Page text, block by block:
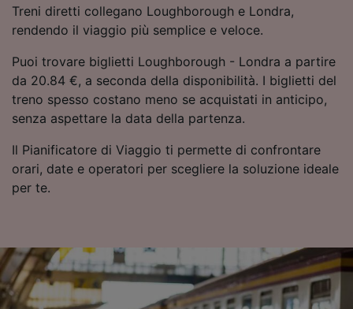
Treni diretti collegano Loughborough e Londra,
rendendo il viaggio più semplice e veloce.
Puoi trovare biglietti Loughborough - Londra a partire
da 20.84 €, a seconda della disponibilità. I biglietti del
treno spesso costano meno se acquistati in anticipo,
senza aspettare la data della partenza.
Il Pianificatore di Viaggio ti permette di confrontare
orari, date e operatori per scegliere la soluzione ideale
per te.